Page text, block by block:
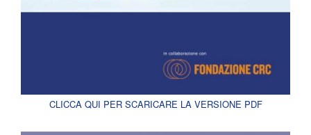
CLICCA QUI PER SCARICARE LA VERSIONE PDF